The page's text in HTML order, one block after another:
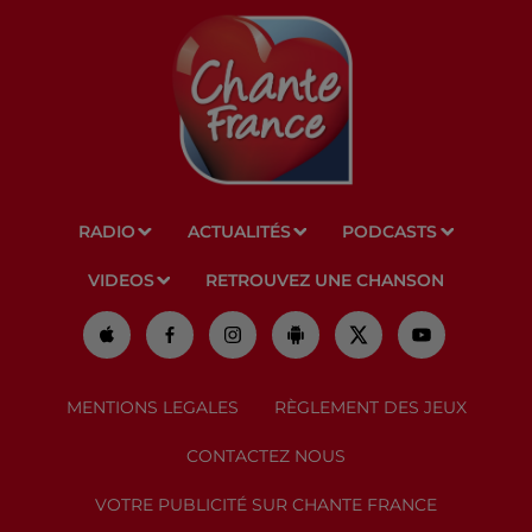
RADIO ACTUALITÉS PODCASTS
VIDEOS RETROUVEZ UNE CHANSON
MENTIONS LEGALES RÈGLEMENT DES JEUX
CONTACTEZ NOUS
VOTRE PUBLICITÉ SUR CHANTE FRANCE